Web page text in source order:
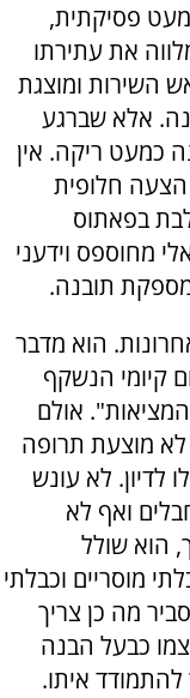
פסיקתית,
את עתירתו
השירות ומוצגת
אלא שברגע
כמעט ריקה. אין
הצעה חלופית
בפאתוס
מחוספס וידעני
תובנה.
הוא מדבר
קיומי הנשקף
אולם
לא מוצעת תרופה
לדיון. לא עונש
ואף לא
הוא שולל
מוסריים וכבלתי
מה כן צריך
כבעל הבנה
איתו.